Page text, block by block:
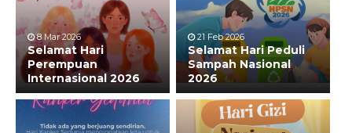
8 Mar 2026
Selamat Hari
Perempuan
Internasional 2026
21 Feb 2026
Selamat Hari Peduli
Sampah Nasional
2026